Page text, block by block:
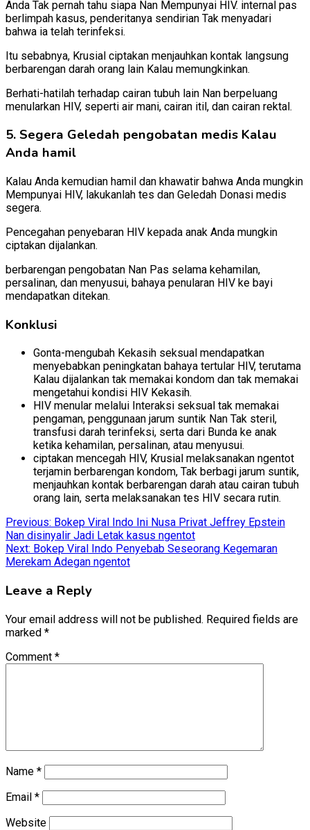
Anda Tak pernah tahu siapa Nan Mempunyai HIV. internal pas
berlimpah kasus, penderitanya sendirian Tak menyadari
bahwa ia telah terinfeksi.
Itu sebabnya, Krusial ciptakan menjauhkan kontak langsung
berbarengan darah orang lain Kalau memungkinkan.
Berhati-hatilah terhadap cairan tubuh lain Nan berpeluang
menularkan HIV, seperti air mani, cairan itil, dan cairan rektal.
5. Segera Geledah pengobatan medis Kalau
Anda hamil
Kalau Anda kemudian hamil dan khawatir bahwa Anda mungkin
Mempunyai HIV, lakukanlah tes dan Geledah Donasi medis
segera.
Pencegahan penyebaran HIV kepada anak Anda mungkin
ciptakan dijalankan.
berbarengan pengobatan Nan Pas selama kehamilan,
persalinan, dan menyusui, bahaya penularan HIV ke bayi
mendapatkan ditekan.
Konklusi
Gonta-mengubah Kekasih seksual mendapatkan
menyebabkan peningkatan bahaya tertular HIV, terutama
Kalau dijalankan tak memakai kondom dan tak memakai
mengetahui kondisi HIV Kekasih.
HIV menular melalui Interaksi seksual tak memakai
pengaman, penggunaan jarum suntik Nan Tak steril,
transfusi darah terinfeksi, serta dari Bunda ke anak
ketika kehamilan, persalinan, atau menyusui.
ciptakan mencegah HIV, Krusial melaksanakan ngentot
terjamin berbarengan kondom, Tak berbagi jarum suntik,
menjauhkan kontak berbarengan darah atau cairan tubuh
orang lain, serta melaksanakan tes HIV secara rutin.
Post
navigation
Previous: Bokep Viral Indo Ini Nusa Privat Jeffrey Epstein
Nan disinyalir Jadi Letak kasus ngentot
Next: Bokep Viral Indo Penyebab Seseorang Kegemaran
Merekam Adegan ngentot
Leave a Reply
Your email address will not be published. Required fields are
marked *
Comment *
Name *
Email *
Website